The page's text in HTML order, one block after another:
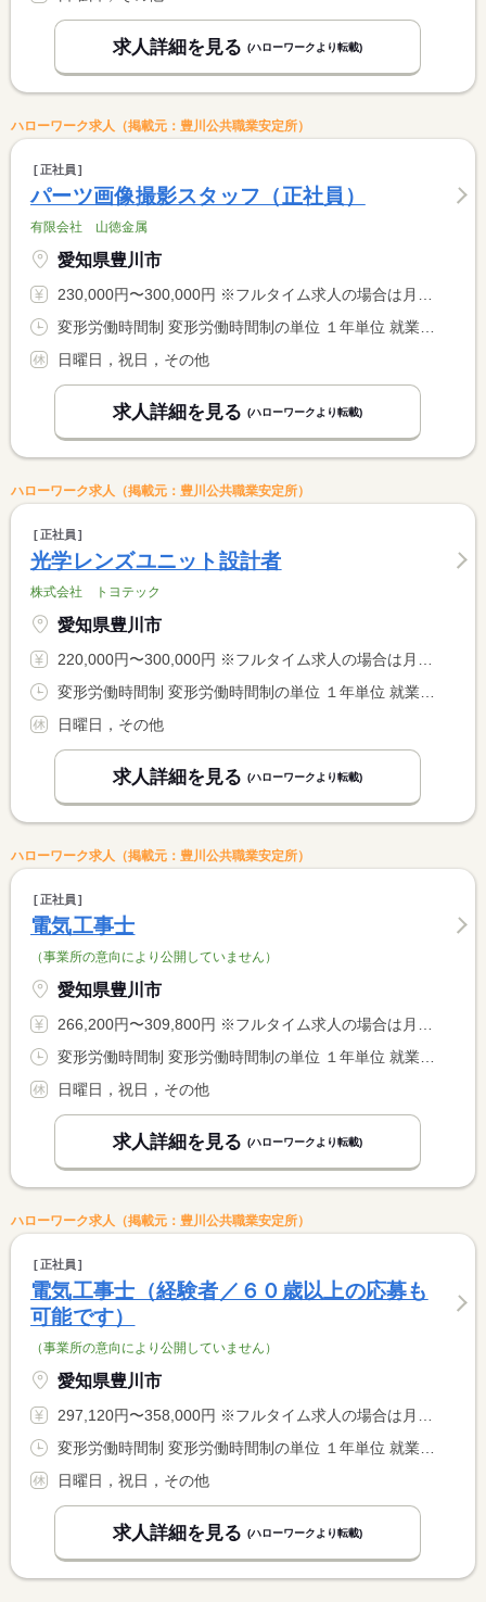
求人詳細を見る (ハローワークより転載)
ハローワーク求人（掲載元：豊川公共職業安定所）
正社員
パーツ画像撮影スタッフ（正社員）
有限会社 山徳金属
愛知県豊川市
230,000円〜300,000円 ※フルタイム求人の場合は月額（換算額）、パート求人の場合は時間額を表示しています。
日曜日，祝日，その他
求人詳細を見る (ハローワークより転載)
ハローワーク求人（掲載元：豊川公共職業安定所）
正社員
光学レンズユニット設計者
株式会社 トヨテック
愛知県豊川市
220,000円〜300,000円 ※フルタイム求人の場合は月額（換算額）、パート求人の場合は時間額を表示しています。
日曜日，その他
求人詳細を見る (ハローワークより転載)
ハローワーク求人（掲載元：豊川公共職業安定所）
正社員
電気工事士
（事業所の意向により公開していません）
愛知県豊川市
266,200円〜309,800円 ※フルタイム求人の場合は月額（換算額）、パート求人の場合は時間額を表示しています。
日曜日，祝日，その他
求人詳細を見る (ハローワークより転載)
ハローワーク求人（掲載元：豊川公共職業安定所）
正社員
電気工事士（経験者／６０歳以上の応募も
可能です）
（事業所の意向により公開していません）
愛知県豊川市
297,120円〜358,000円 ※フルタイム求人の場合は月額（換算額）、パート求人の場合は時間額を表示しています。
日曜日，祝日，その他
求人詳細を見る (ハローワークより転載)